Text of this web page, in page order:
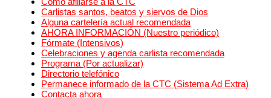
Carlistas santos, beatos y siervos de Dios
Alguna cartelería actual recomendada
AHORA INFORMACIÓN (Nuestro periódico)
Fórmate (Intensivos)
Celebraciones y agenda carlista recomendada
Programa (Por actualizar)
Directorio telefónico
Permanece informado de la CTC (Sistema Ad Extra)
Contacta ahora